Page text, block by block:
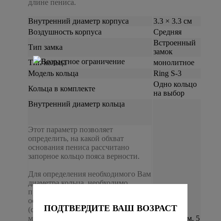
ПОДТВЕРДИТЕ ВАШ ВОЗРАСТ
длине пениса.
Внутренний диаметр корпуса
3.3 × 3.3 см
Воздушность корпуса
Средняя
Тип замка
Встроенный
замок
Тип кольца
монолитное
Модель кольца
Ring S-3
Кольца в комплекте
Одно кольцо
на выбор
Внутренний диаметр кольца
Этот параметр позволяет
определить, на какой обхват
основания пениса рассчитано
запорное кольцо пояса верности.
Для определения необходимого Вам
диаметра кольца, необходимо
провести измерение вокруг
основания пениса, за мошонкой
(сантиметровая лента идет между
мошонкой и телом, не охватывая
4 см, 4.5 см, 5